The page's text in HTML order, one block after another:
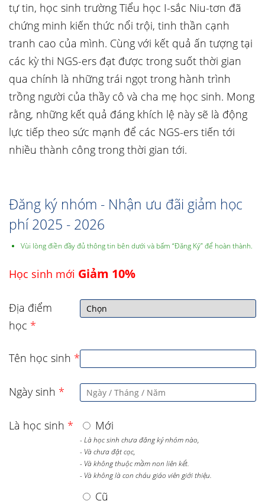
tự tin, học sinh trường Tiểu học I-sắc Niu-tơn đã
chứng minh kiến thức nổi trội, tinh thần cạnh
tranh cao của mình. Cùng với kết quả ấn tượng tại
các kỳ thi NGS-ers đạt được trong suốt thời gian
qua chính là những trái ngọt trong hành trình
trồng người của thầy cô và cha mẹ học sinh. Mong
rằng, những kết quả đáng khích lệ này sẽ là động
lực tiếp theo sức mạnh để các NGS-ers tiến tới
nhiều thành công trong thời gian tới.
Đăng ký nhóm - Nhận ưu đãi giảm học
phí 2025 - 2026
Vùi lòng điền đầy đủ thông tin bên dưới và bấm “Đăng Ký” để hoàn thành.
Học sinh mới Giảm 10%
Địa điểm
học *
Tên học sinh *
Ngày sinh *
Là học sinh * Mới
- Là học sinh chưa đăng ký nhóm nào,
- Và chưa đặt cọc,
- Và không thuộc mầm non liên kết.
- Và không là con cháu giáo viên giới thiệu.
Cũ